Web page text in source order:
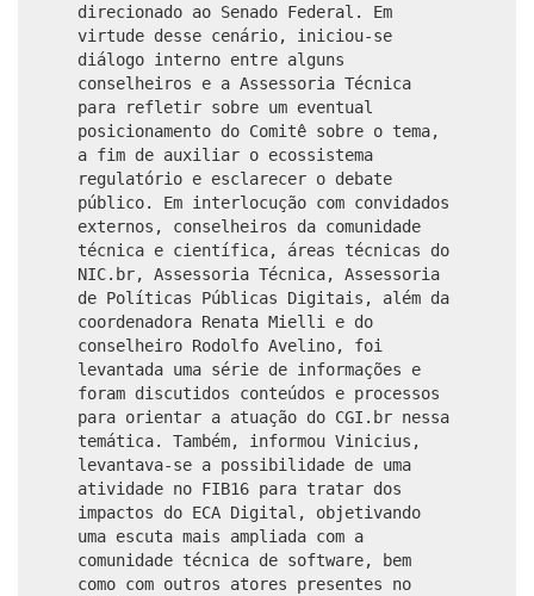
direcionado ao Senado Federal. Em
virtude desse cenário, iniciou-se
diálogo interno entre alguns
conselheiros e a Assessoria Técnica
para refletir sobre um eventual
posicionamento do Comitê sobre o tema,
a fim de auxiliar o ecossistema
regulatório e esclarecer o debate
público. Em interlocução com convidados
externos, conselheiros da comunidade
técnica e científica, áreas técnicas do
NIC.br, Assessoria Técnica, Assessoria
de Políticas Públicas Digitais, além da
coordenadora Renata Mielli e do
conselheiro Rodolfo Avelino, foi
levantada uma série de informações e
foram discutidos conteúdos e processos
para orientar a atuação do CGI.br nessa
temática. Também, informou Vinicius,
levantava-se a possibilidade de uma
atividade no FIB16 para tratar dos
impactos do ECA Digital, objetivando
uma escuta mais ampliada com a
comunidade técnica de software, bem
como com outros atores presentes no